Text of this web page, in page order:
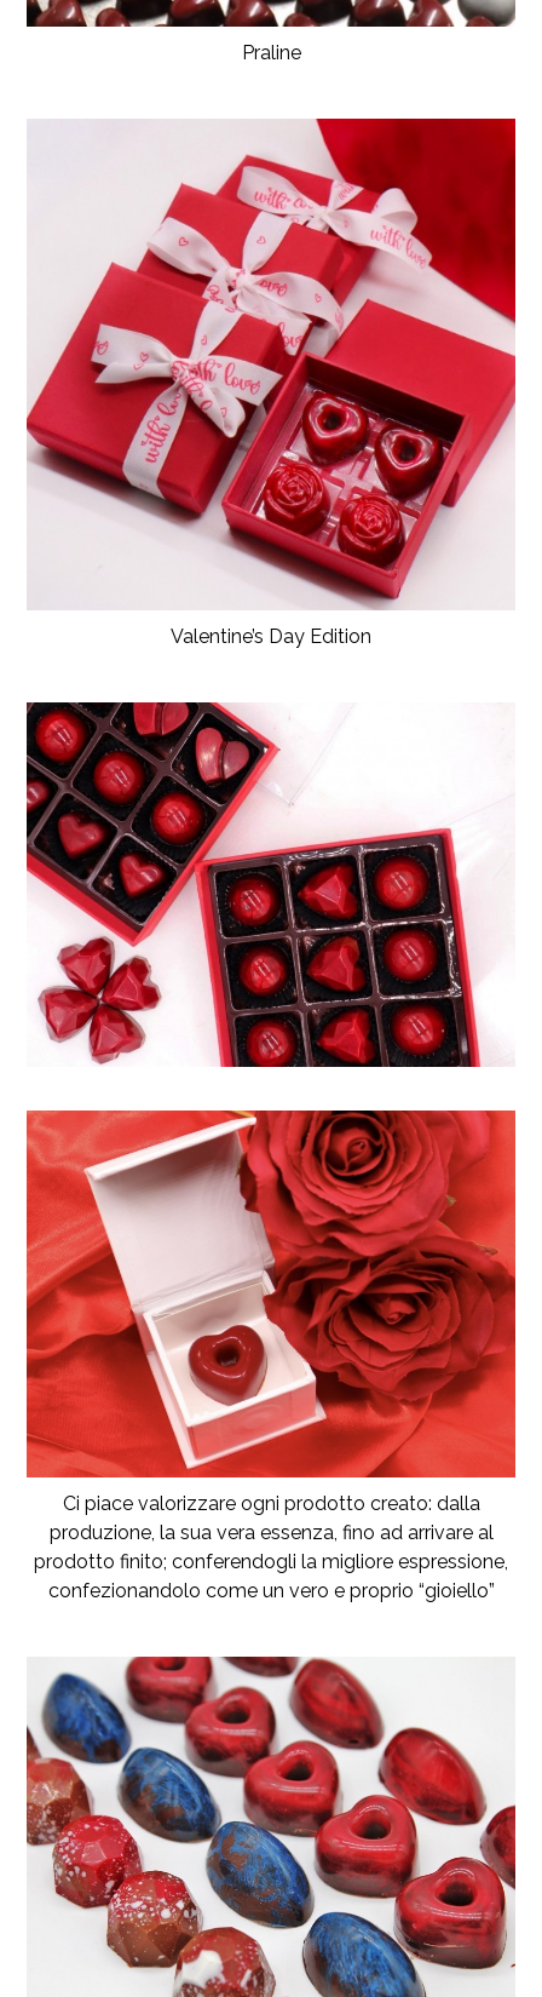
Praline
Valentine’s Day Edition
Ci piace valorizzare ogni prodotto creato: dalla
produzione, la sua vera essenza, fino ad arrivare al
prodotto finito; conferendogli la migliore espressione,
confezionandolo come un vero e proprio “gioiello”